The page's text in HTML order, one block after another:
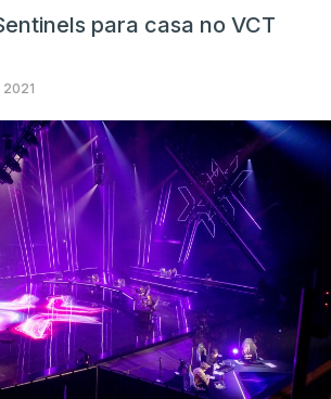
para casa no VCT
2021